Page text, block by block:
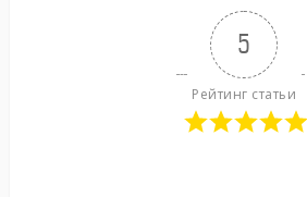
5
Рейтинг статьи